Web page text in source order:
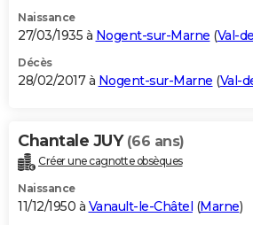
Naissance
27/03/1935 à Nogent-sur-Marne (Val-
Décès
28/02/2017 à Nogent-sur-Marne (Val-
Chantale JUY (66 ans)
Créer une cagnotte obsèques
Naissance
11/12/1950 à Vanault-le-Châtel (Marne)